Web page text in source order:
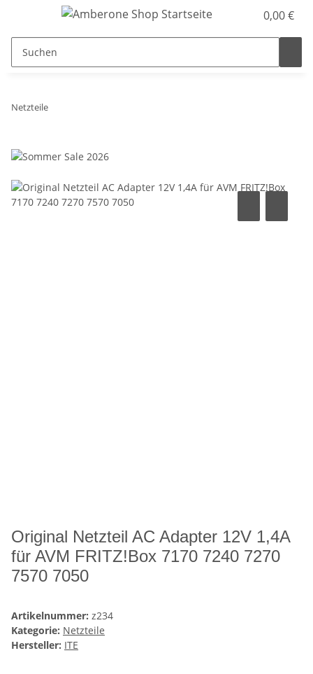
0,00 €
Netzteile
Original Netzteil AC Adapter 12V 1,4A
für AVM FRITZ!Box 7170 7240 7270
7570 7050
Artikelnummer: z234
Kategorie: Netzteile
Hersteller: ITE